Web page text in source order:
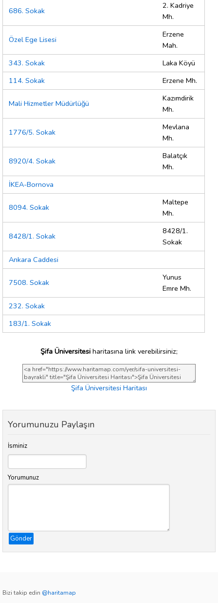
686. Sokak
2. Kadriye
Mh.
Özel Ege Lisesi
Erzene
Mah.
343. Sokak
Laka Köyü
114. Sokak
Erzene Mh.
Mali Hizmetler Müdürlüğü
Kazımdirik
Mh.
1776/5. Sokak
Mevlana
Mh.
8920/4. Sokak
Balatçık
Mh.
İKEA-Bornova
8094. Sokak
Maltepe
Mh.
8428/1. Sokak
8428/1.
Sokak
Ankara Caddesi
7508. Sokak
Yunus
Emre Mh.
232. Sokak
183/1. Sokak
Şifa Üniversitesi haritasına link verebilirsiniz;
Şifa Üniversitesi Haritası
Yorumunuzu Paylaşın
İsminiz
Yorumunuz
Gönder
Bizi takip edin @haritamap